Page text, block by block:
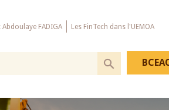
Abdoulaye FADIGA Les FinTech dans l'UEMOA